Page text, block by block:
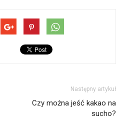
Następny artykuł
Czy można jeść kakao na
sucho?